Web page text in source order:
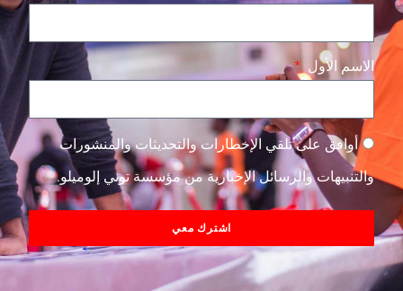
الاسم الأول
أوافق على تلقي الإخطارات والتحديثات والمنشورات
والتنبيهات والرسائل الإخبارية من مؤسسة توني إلوميلو.
اشترك معي